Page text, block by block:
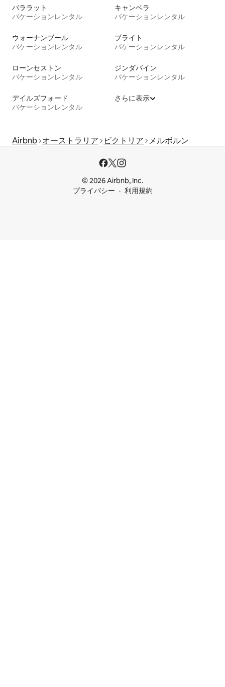
バララット
バケーションレンタル
キャンベラ
バケーションレンタル
ウォーナンブール
バケーションレンタル
ブライト
バケーションレンタル
ローンセストン
バケーションレンタル
ジンダバイン
バケーションレンタル
デイルズフォード
バケーションレンタル
さらに表示
Airbnb オーストラリア ビクトリア メルボルン
© 2026 Airbnb, Inc.
プライバシー
利用規約